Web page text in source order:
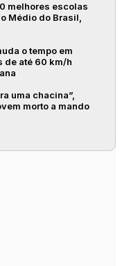
melhores escolas
Médio do Brasil,
o tempo em
de até 60 km/h
uma chacina”,
morto a mando